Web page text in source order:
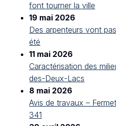
font tourner la ville
19 mai 2026
Des arpenteurs vont
été
11 mai 2026
Caractérisation des
des-Deux-Lacs
8 mai 2026
Avis de travaux –
341